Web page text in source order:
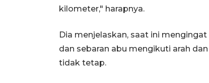
kilometer," harapnya.
Dia menjelaskan, saat ini
dan sebaran abu mengikuti arah
tidak tetap.